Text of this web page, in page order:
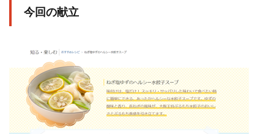
今回の献立